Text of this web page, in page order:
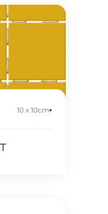
10 x 10cm